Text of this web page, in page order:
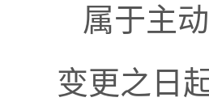
属于主
变更之日